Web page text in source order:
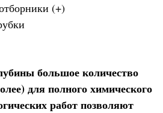
(+)
большое количество
для полного химического
работ позволяют